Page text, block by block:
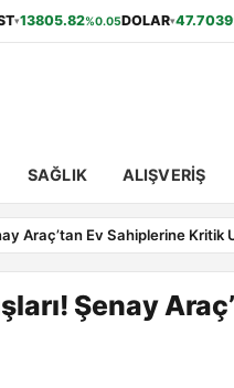
▾13805.82%0.05DOLAR▾47.7039
SAĞLIK ALIŞVERIŞ
Araç’tan Ev Sahiplerine Kritik
Şenay